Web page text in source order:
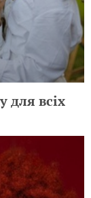
для всіх